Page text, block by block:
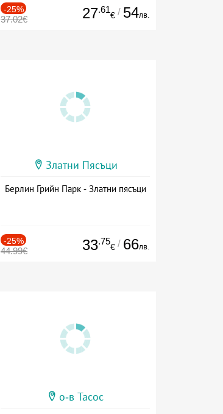
-25%
37.02€ 27.61
€ / 54лв.
Златни Пясъци
Берлин Грийн Парк - Златни пясъци
-25%
44.99€ 33.75
€ / 66лв.
о-в Тасос